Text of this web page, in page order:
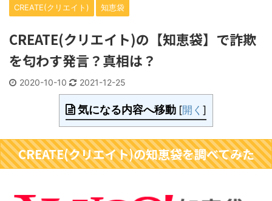
CREATE(クリエイト) 知恵袋
CREATE(クリエイト)の【知恵袋】で詐欺
を匂わす発言？真相は？
2020-10-10 2021-12-25
気になる内容へ移動 [開く ]
CREATE(クリエイト)の知恵袋を調べてみた